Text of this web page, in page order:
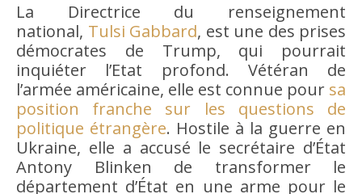
La Directrice du renseignement
national, Tulsi Gabbard, est une des prises
démocrates de Trump, qui pourrait
inquiéter l’Etat profond. Vétéran de
l’armée américaine, elle est connue pour sa
position franche sur les questions de
politique étrangère. Hostile à la guerre en
Ukraine, elle a accusé le secrétaire d’État
Antony Blinken de transformer le
département d’État en une arme pour le